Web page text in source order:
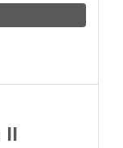
II